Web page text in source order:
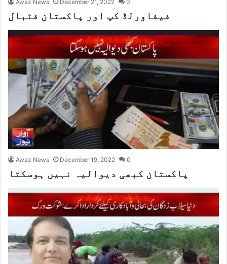
Awaz News December 21, 2022 0
فیفاورلڈ کپ اور پاکستان فٹبال
Awaz News December 19, 2022 0
پاکستان کبھی دیوالیہ نہیں ہوسکتا